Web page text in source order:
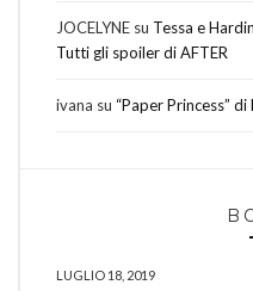
JOCELYNE su Tessa e
Tutti gli spoiler di AFTER
ivana su “Paper Princess”
LUGLIO 18, 2019